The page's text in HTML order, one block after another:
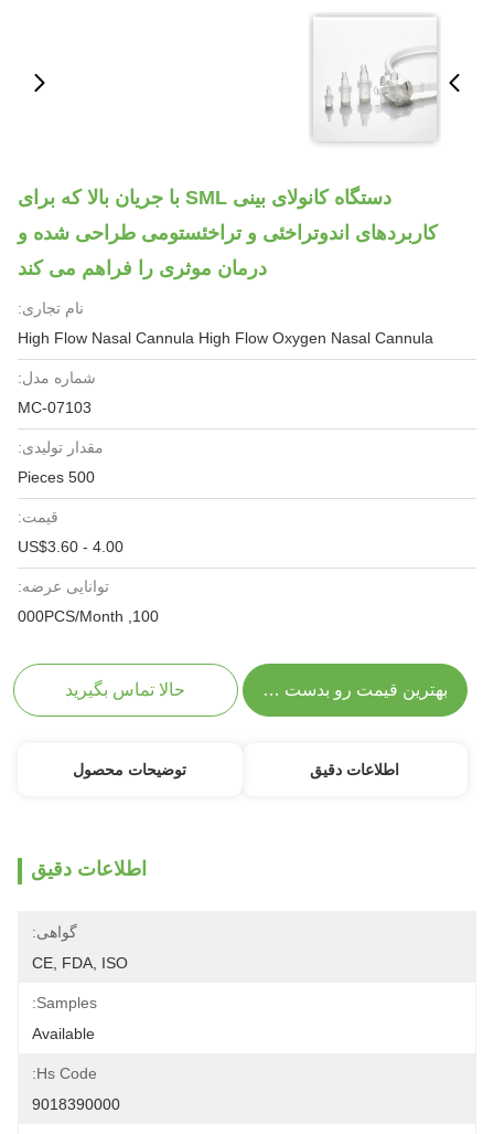
دستگاه کانولای بینی SML با جریان بالا که برای
کاربردهای اندوتراخئی و تراخئستومی طراحی شده و
درمان موثری را فراهم می کند
نام تجاری:
High Flow Nasal Cannula High Flow Oxygen Nasal Cannula
شماره مدل:
MC-07103
مقدار تولیدی:
500 Pieces
قیمت:
US$3.60 - 4.00
توانایی عرضه:
100, 000PCS/Month
بهترین قیمت رو بدست بیار حالا تماس بگیرید
اطلاعات دقیق توضیحات محصول
اطلاعات دقیق
گواهی:
CE, FDA, ISO
Samples:
Available
Hs Code:
9018390000